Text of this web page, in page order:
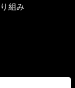
組み